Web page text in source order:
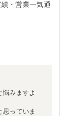
・営業一気通
みますよ
っていま